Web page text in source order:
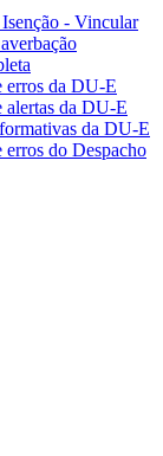
- Vincular
erros da DU-E
alertas da DU-E
da DU-E
erros do Despacho